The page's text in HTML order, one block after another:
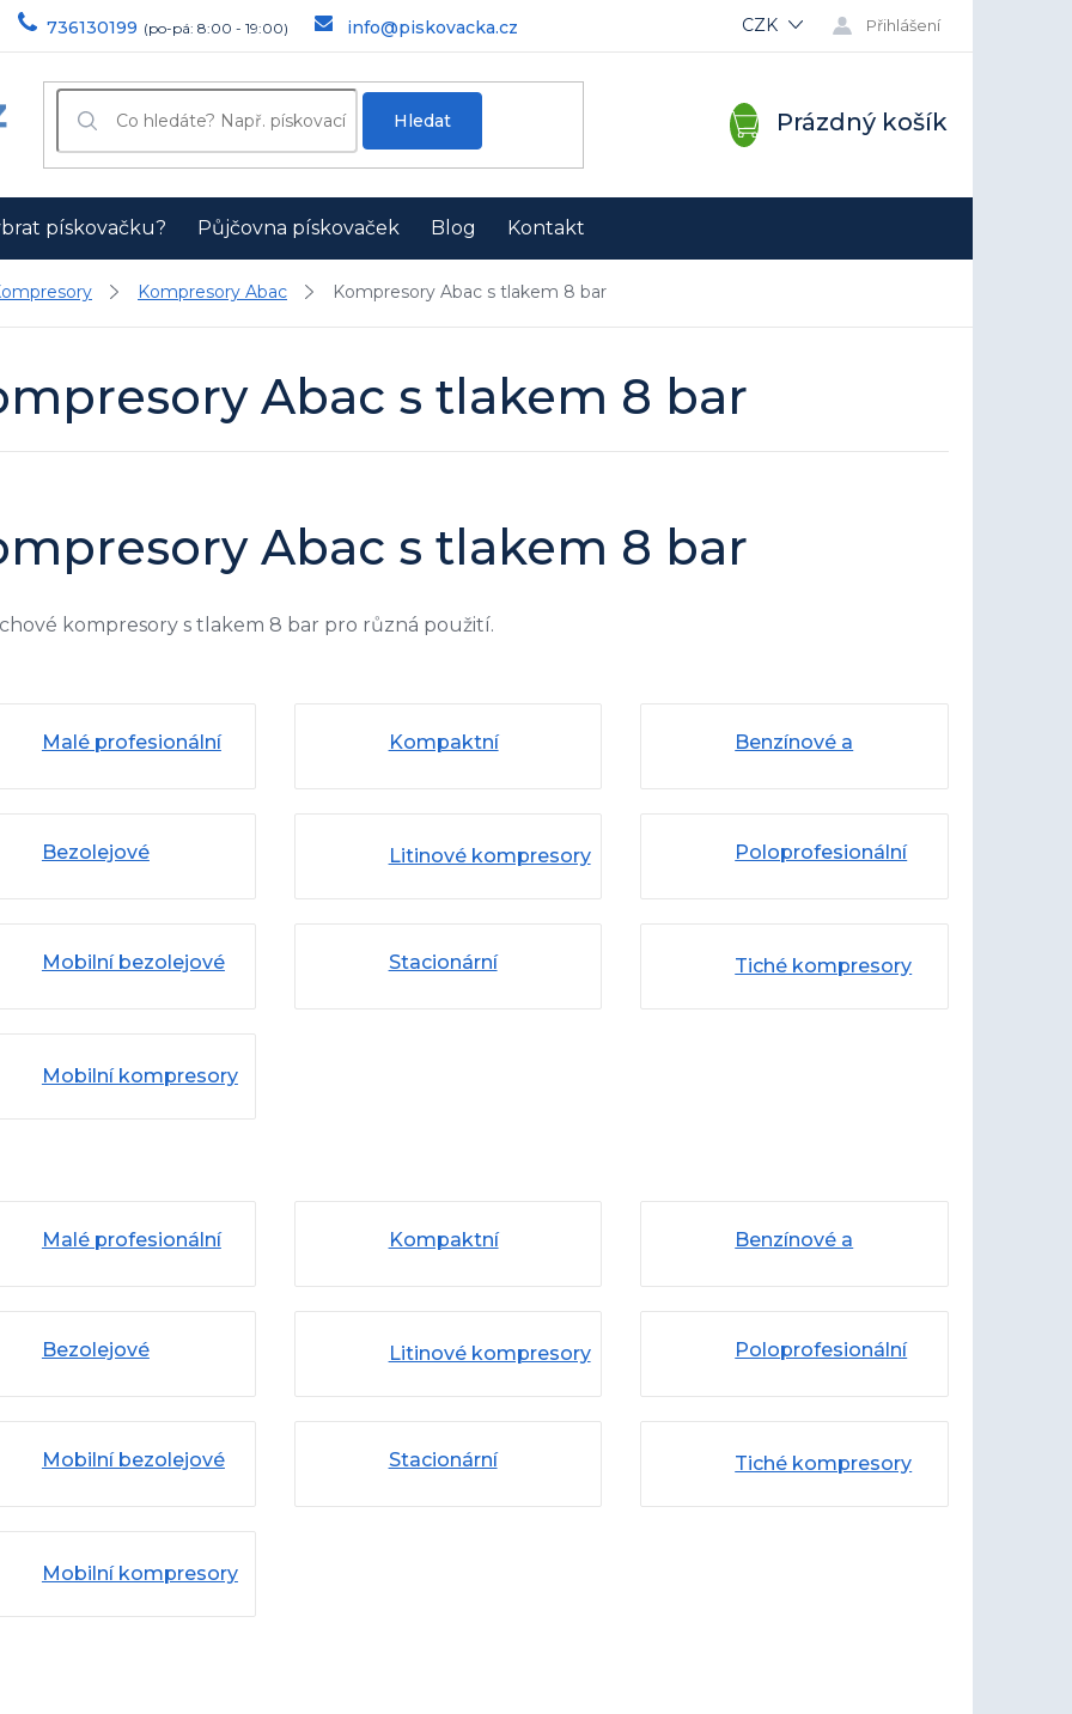
736130199 info@piskovacka.cz CZK Přihlášení
Hledat
NÁKUPNÍ
Prázdný košík
pískovačku? Půjčovna pískovaček Blog Kontakt
Kompresory Abac Kompresory Abac s tlakem 8 bar
Abac s tlakem 8 bar
Abac s tlakem 8 bar
kompresory s tlakem 8 bar pro různá použití.
Malé profesionální
Line
Kompaktní
Benzínové a
Bezolejové
Litinové kompresory
Poloprofesionální
Mobilní bezolejové
Stacionární
Tiché kompresory
Mobilní kompresory
Malé profesionální
Line
Kompaktní
Benzínové a
Bezolejové
Litinové kompresory
Poloprofesionální
Mobilní bezolejové
Stacionární
Tiché kompresory
Mobilní kompresory